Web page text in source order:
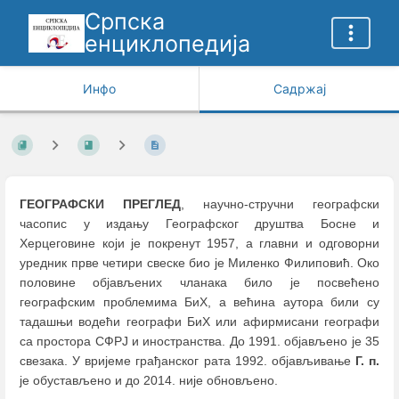
Српска
енциклопедија
Инфо Садржај
ГЕОГРАФСКИ ПРЕГЛЕД, научно-стручни географски
часопис у издању Географског друштва Босне и
Херцеговине који је покренут 1957, а главни и одговорни
уредник прве четири свеске био је Миленко Филиповић. Око
половине објављених чланака било је посвећено
географским проблемима БиХ, а већина аутора били су
тадашњи водећи географи БиХ или афирмисани географи
са простора СФРЈ и иностранства. До 1991. објављено је 35
свезака. У вријеме грађанског рата 1992. објављивање Г. п.
је обустављено и до 2014. није обновљено.